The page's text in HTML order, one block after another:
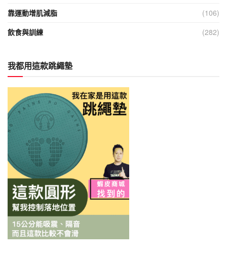
靠運動增肌減脂
(106)
飲食與訓練
(282)
我都用這款跳繩墊